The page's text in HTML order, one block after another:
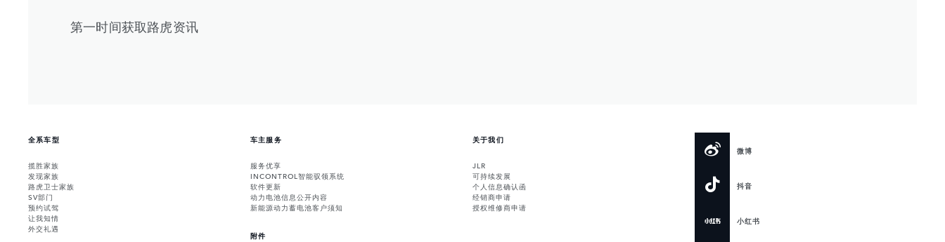
第一时间获取路虎资讯
全系车型
揽胜家族
发现家族
路虎卫士家族
SV部门
预约试驾
让我知情
外交礼遇
车主服务
服务优享
INCONTROL智能驭领系统
软件更新
动力电池信息公开内容
新能源动力蓄电池客户须知
附件
关于我们
JLR
可持续发展
个人信息确认函
经销商申请
授权维修商申请
微博
抖音
小红书